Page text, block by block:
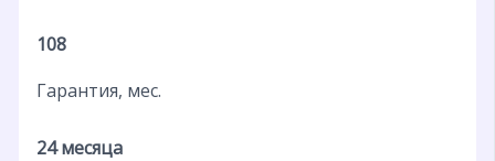
108
Гарантия, мес.
24 месяца